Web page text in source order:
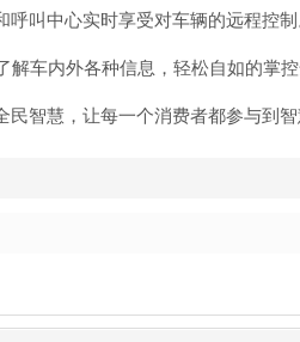
叫中心实时享受对车辆的远程控制
车内外各种信息，轻松自如的掌控
智慧，让每一个消费者都参与到